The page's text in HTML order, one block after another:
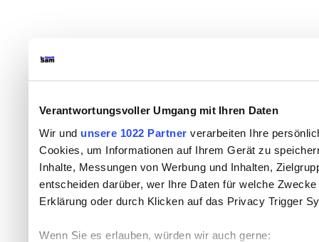
Verantwortungsvoller Umgang mit Ihren Daten
Wir und unsere 1022 Partner verarbeiten Ihre
Cookies, um Informationen auf Ihrem Gerät zu
Inhalte, Messungen von Werbung und Inhalten,
entscheiden darüber, wer Ihre Daten für welche
Erklärung oder durch Klicken auf das Privacy Trigger
Wenn Sie es erlauben, würden wir auch gerne: